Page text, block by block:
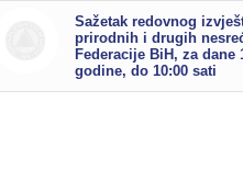
Sažetak redovnog
prirodnih i drugih
Federacije BiH, za dane
godine, do 10:00 sati